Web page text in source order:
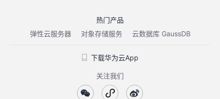
热门产品
弹性云服务器
对象存储服务 云数据库 GaussDB
下载华为云App
关注我们